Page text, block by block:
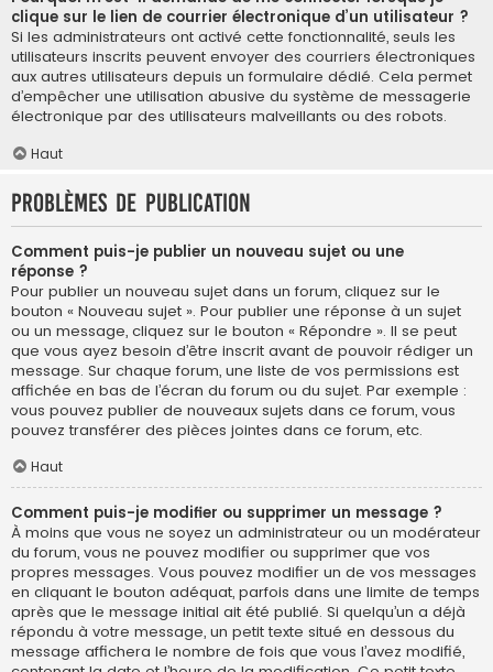
clique sur le lien de courrier électronique d’un utilisateur ?
Si les administrateurs ont activé cette fonctionnalité, seuls les
utilisateurs inscrits peuvent envoyer des courriers électroniques
aux autres utilisateurs depuis un formulaire dédié. Cela permet
d’empêcher une utilisation abusive du système de messagerie
électronique par des utilisateurs malveillants ou des robots.
Haut
Problèmes de publication
Comment puis-je publier un nouveau sujet ou une
réponse ?
Pour publier un nouveau sujet dans un forum, cliquez sur le
bouton « Nouveau sujet ». Pour publier une réponse à un sujet
ou un message, cliquez sur le bouton « Répondre ». Il se peut
que vous ayez besoin d’être inscrit avant de pouvoir rédiger un
message. Sur chaque forum, une liste de vos permissions est
affichée en bas de l’écran du forum ou du sujet. Par exemple :
vous pouvez publier de nouveaux sujets dans ce forum, vous
pouvez transférer des pièces jointes dans ce forum, etc.
Haut
Comment puis-je modifier ou supprimer un message ?
À moins que vous ne soyez un administrateur ou un modérateur
du forum, vous ne pouvez modifier ou supprimer que vos
propres messages. Vous pouvez modifier un de vos messages
en cliquant le bouton adéquat, parfois dans une limite de temps
après que le message initial ait été publié. Si quelqu’un a déjà
répondu à votre message, un petit texte situé en dessous du
message affichera le nombre de fois que vous l’avez modifié,